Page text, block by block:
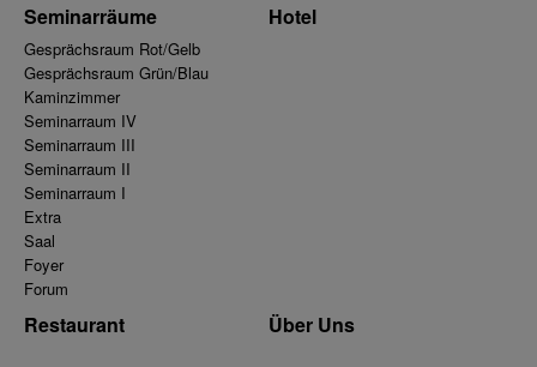
Seminarräume
Gesprächsraum Rot/Gelb
Gesprächsraum Grün/Blau
Kaminzimmer
Seminarraum IV
Seminarraum III
Seminarraum II
Seminarraum I
Extra
Saal
Foyer
Forum
Hotel
Restaurant Über Uns